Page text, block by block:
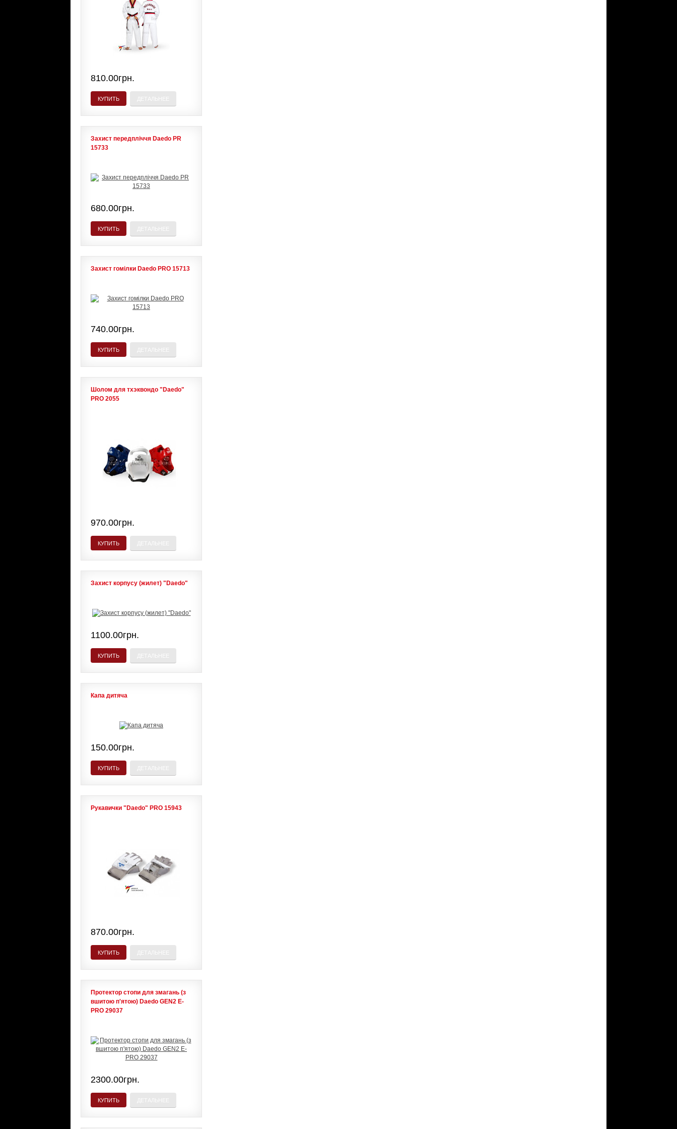
810.00грн.
КУПИТЬ
Захист передпліччя Daedo PR
15733
680.00грн.
КУПИТЬ
Захист гомілки Daedo PRO 15713
740.00грн.
КУПИТЬ
Шолом для тхэквондо "Daedo"
PRO 2055
970.00грн.
КУПИТЬ
Захист корпусу (жилет) "Daedo"
1100.00грн.
КУПИТЬ
Капа дитяча
150.00грн.
КУПИТЬ
Рукавички "Daedo" PRO 15943
870.00грн.
КУПИТЬ
Протектор стопи для змагань (з
вшитою п'ятою) Daedo GEN2 E-
PRO 29037
2300.00грн.
КУПИТЬ